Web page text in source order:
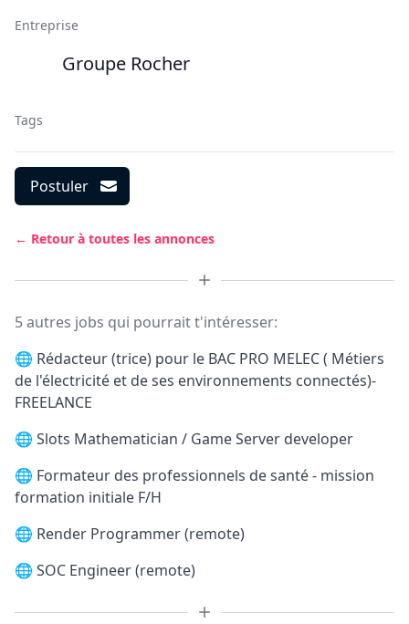
Entreprise
Groupe Rocher
Tags
Postuler
← Retour à toutes les annonces
5 autres jobs qui pourrait t'intéresser:
🌐 Rédacteur (trice) pour le BAC PRO MELEC ( Métiers
de l'électricité et de ses environnements connectés)-
FREELANCE
🌐 Slots Mathematician / Game Server developer
🌐 Formateur des professionnels de santé - mission
formation initiale F/H
🌐 Render Programmer (remote)
🌐 SOC Engineer (remote)